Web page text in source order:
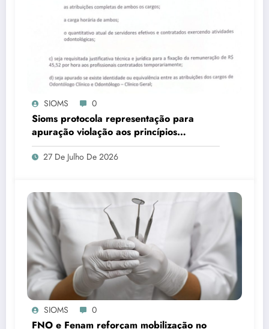
SIOMS 0
Sioms protocola representação para
apuração violação aos princípios
constitucionais da Administração Pública,
em Ladário
27 De Julho De 2026
SIOMS 0
FNO e Fenam reforçam mobilização no